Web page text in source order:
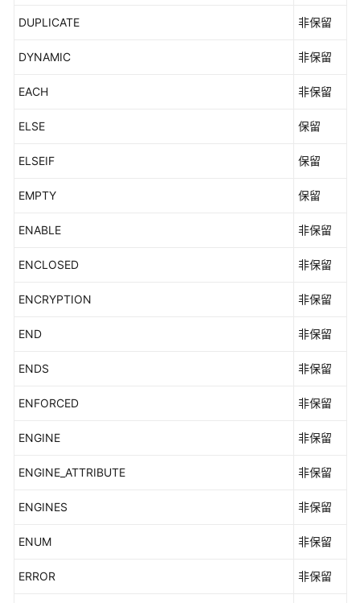
DUPLICATE 非保留
DYNAMIC 非保留
EACH 非保留
ELSE 保留
ELSEIF 保留
EMPTY 保留
ENABLE 非保留
ENCLOSED 非保留
ENCRYPTION 非保留
END 非保留
ENDS 非保留
ENFORCED 非保留
ENGINE 非保留
ENGINE_ATTRIBUTE 非保留
ENGINES 非保留
ENUM 非保留
ERROR 非保留